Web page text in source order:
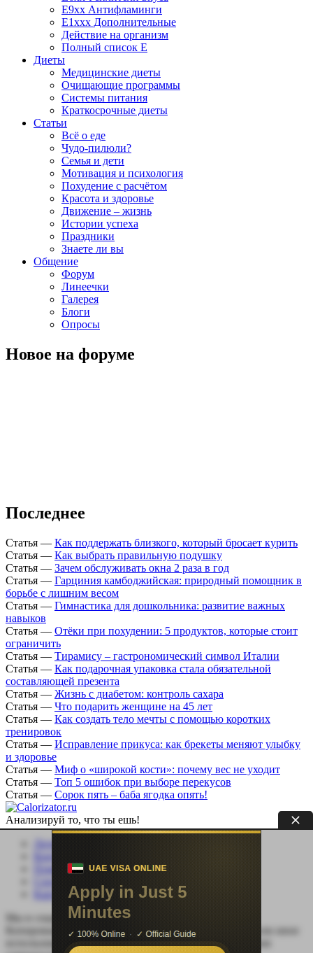
E9xx Антифламинги
E1xxx Дополнительные
Действие на организм
Полный список E
Диеты
Медицинские диеты
Очищающие программы
Системы питания
Краткосрочные диеты
Статьи
Всё о еде
Чудо-пилюли?
Семья и дети
Мотивация и психология
Похудение с расчётом
Красота и здоровье
Движение – жизнь
Истории успеха
Праздники
Знаете ли вы
Общение
Форум
Линеечки
Галерея
Блоги
Опросы
Новое на форуме
Последнее
Статья — Как поддержать близкого, который бросает курить
Статья — Как выбрать правильную подушку
Статья — Зачем обслуживать окна 2 раза в год
Статья — Гарциния камбоджийская: природный помощник в
борьбе с лишним весом
Статья — Гимнастика для дошкольника: развитие важных
навыков
Статья — Отёки при похудении: 5 продуктов, которые стоит
ограничить
Статья — Тирамису – гастрономический символ Италии
Статья — Как подарочная упаковка стала обязательной
составляющей презента
Статья — Жизнь с диабетом: контроль сахара
Статья — Что подарить женщине на 45 лет
Статья — Как создать тело мечты с помощью коротких
тренировок
Статья — Исправление прикуса: как брекеты меняют улыбку
и здоровье
Статья — Миф о «широкой кости»: почему вес не уходит
Статья — Топ 5 ошибок при выборе перекусов
Статья — Сорок пять – баба ягодка опять!
Анализируй то, что ты ешь!
Личный кабинет
Помощь сайту
Карта сайта
Мы в социальных сетях:
Копирование, перепечатка (целиком или частично) или иное
использование материала без письменного разрешения